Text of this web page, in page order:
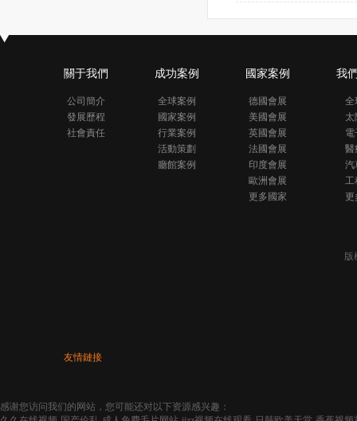
關于我們
公司簡介
發展歷程
社會責任
成功案例
全球案例
國家案例
行業案例
活動策劃
廳館案例
國家案例
德國會展
美國會展
英國會展
法國會展
印度會展
歐洲會展
更多國家
我
全
太
電
醫
汽
工
更
友情鏈接
感谢您访问我们的网站，您可能还对以下资源感兴趣：